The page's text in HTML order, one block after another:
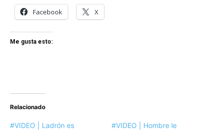
Facebook X
Me gusta esto:
Relacionado
#VIDEO | Ladrón es
#VIDEO | Hombre le